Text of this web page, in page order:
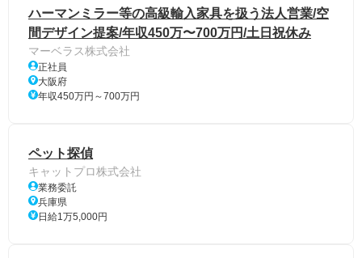
ハーマンミラー等の高級輸入家具を扱う法人営業/空
間デザイン提案/年収450万〜700万円/土日祝休み
マーベラス株式会社
正社員
大阪府
年収450万円～700万円
ペット探偵
キャットプロ株式会社
業務委託
兵庫県
日給1万5,000円